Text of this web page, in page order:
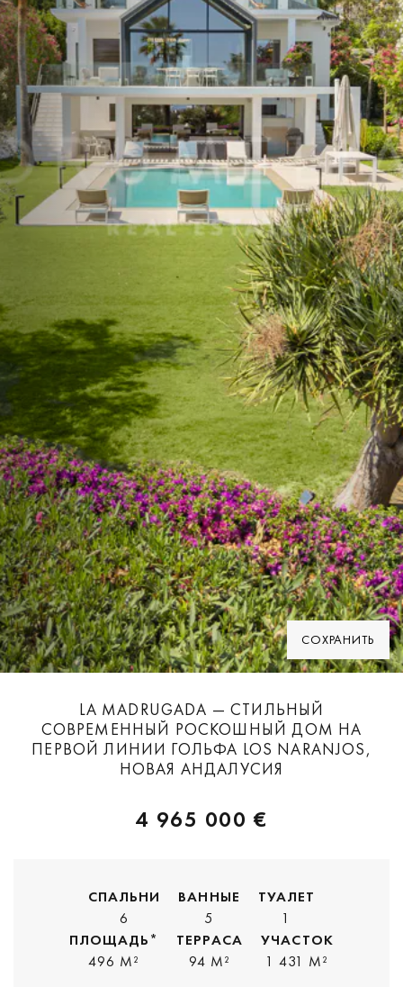
СОХРАНИТЬ
LA MADRUGADA — СТИЛЬНЫЙ
СОВРЕМЕННЫЙ РОСКОШНЫЙ ДОМ НА
ПЕРВОЙ ЛИНИИ ГОЛЬФА LOS NARANJOS,
НОВАЯ АНДАЛУСИЯ
4 965 000 €
СПАЛЬНИ
6
ВАННЫЕ
5
ТУАЛЕТ
1
ПЛОЩАДЬ*
496 M²
ТЕРРАСА
94 M²
УЧАСТОК
1 431 M²